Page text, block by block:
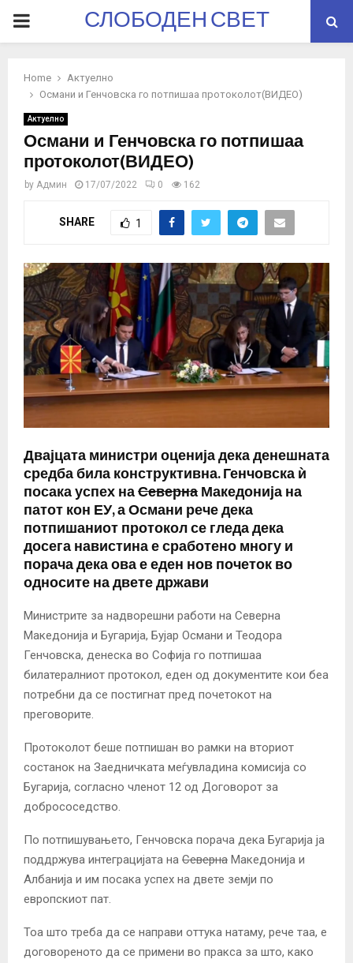
PRIMARYСЛОБОДЕН СВЕТ
Home
Актуелно
Османи и Генчовска го потпишаа протоколот(ВИДЕО)
Актуелно
Османи и Генчовска го потпишаа
протоколот(ВИДЕО)
by Админ 17/07/2022 0 162
SHARE 1
Двајцата министри оценија дека денешната
средба била конструктивна. Генчовска ѝ
посака успех наСевернаМакедонија на
патот кон ЕУ, а Османи рече дека
потпишаниот протокол се гледа дека
досега навистина е сработено многу и
порача дека ова е еден нов почеток во
односите на двете држави
Министрите за надворешни работи на Северна
Македонија и Бугарија, Бујар Османи и Теодора
Генчовска, денеска во Софија го потпишаа
билатералниот протокол, еден од документите кои беа
потребни да се постигнат пред почетокот на
преговорите.
Протоколот беше потпишан во рамки на вториот
состанок на Заедничката меѓувладина комисија со
Бугарија, согласно членот 12 од Договорот за
добрососедство.
По потпишувањето, Генчовска порача дека Бугарија ја
поддржува интеграцијата на Северна Македонија и
Албанија и им посака успех на двете земји по
европскиот пат.
Тоа што треба да се направи оттука натаму, рече таа, е
договореното да се примени во пракса за што, како